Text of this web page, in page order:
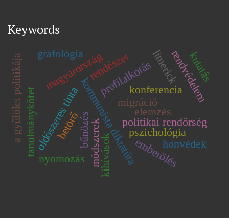
Keywords
politikai rendőrség
kommunista diktatúra
magyarországprofilalkotás
pszichológia
elemzés
oldószeres tinta módszerek
migráció
bűnözés
tanulmánykötet konferencia
a gyűlölet politikája limerick
grafológia
betörő
nyomozás
rendészet rendvédelem
kihívások emberöléshonvédek
kutatás